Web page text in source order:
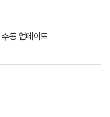
동 업데이트